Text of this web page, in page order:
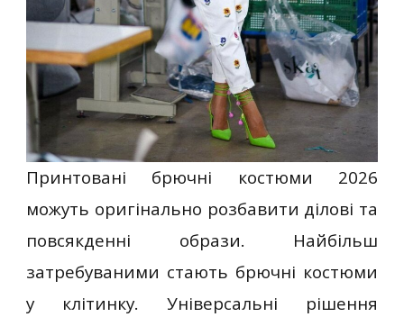
Принтовані брючні костюми 2026
можуть оригінально розбавити ділові та
повсякденні образи. Найбільш
затребуваними стають брючні костюми
у клітинку. Універсальні рішення